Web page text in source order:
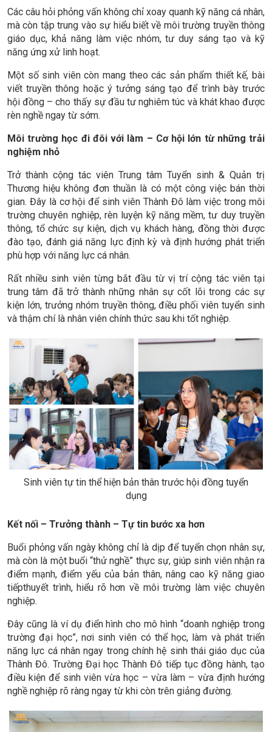
Các câu hỏi phỏng vấn không chỉ xoay quanh kỹ năng cá nhân,
mà còn tập trung vào sự hiểu biết về môi trường truyền thông
giáo dục, khả năng làm việc nhóm, tư duy sáng tạo và kỹ
năng ứng xử linh hoạt.
Một số sinh viên còn mang theo các sản phẩm thiết kế, bài
viết truyền thông hoặc ý tưởng sáng tạo để trình bày trước
hội đồng – cho thấy sự đầu tư nghiêm túc và khát khao được
rèn nghề ngay từ sớm.
Môi trường học đi đôi với làm – Cơ hội lớn từ những trải
nghiệm nhỏ
Trở thành cộng tác viên Trung tâm Tuyển sinh & Quản trị
Thương hiệu không đơn thuần là có một công việc bán thời
gian. Đây là cơ hội để sinh viên Thành Đô làm việc trong môi
trường chuyên nghiệp, rèn luyện kỹ năng mềm, tư duy truyền
thông, tổ chức sự kiện, dịch vụ khách hàng, đồng thời được
đào tạo, đánh giá năng lực định kỳ và định hướng phát triển
phù hợp với năng lực cá nhân.
Rất nhiều sinh viên từng bắt đầu từ vị trí cộng tác viên tại
trung tâm đã trở thành những nhân sự cốt lõi trong các sự
kiện lớn, trưởng nhóm truyền thông, điều phối viên tuyển sinh
và thậm chí là nhân viên chính thức sau khi tốt nghiệp.
Sinh viên tự tin thể hiện bản thân trước hội đồng tuyển
dụng
Kết nối – Trưởng thành – Tự tin bước xa hơn
Buổi phỏng vấn ngày không chỉ là dịp để tuyển chọn nhân sự,
mà còn là một buổi “thử nghề” thực sự, giúp sinh viên nhận ra
điểm mạnh, điểm yếu của bản thân, nâng cao kỹ năng giao
tiếpthuyết trình, hiểu rõ hơn về môi trường làm việc chuyên
nghiệp.
Đây cũng là ví dụ điển hình cho mô hình “doanh nghiệp trong
trường đại học”, nơi sinh viên có thể học, làm và phát triển
năng lực cá nhân ngay trong chính hệ sinh thái giáo dục của
Thành Đô. Trường Đại học Thành Đô tiếp tục đồng hành, tạo
điều kiện để sinh viên vừa học – vừa làm – vừa định hướng
nghề nghiệp rõ ràng ngay từ khi còn trên giảng đường.